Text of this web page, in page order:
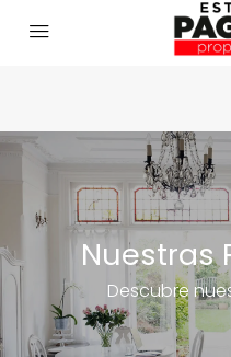
Nuestras
Descubre